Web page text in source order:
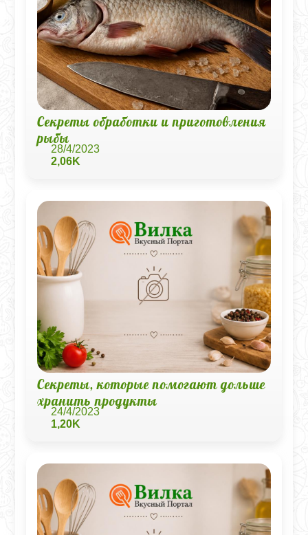
Секреты обработки и приготовления
рыбы
28/4/2023
2,06K
Секреты, которые помогают дольше
хранить продукты
24/4/2023
1,20K